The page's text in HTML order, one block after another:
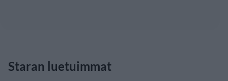
Staran luetuimmat